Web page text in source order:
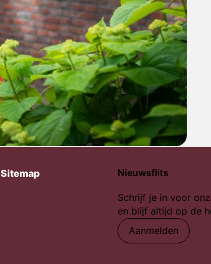
Sitemap Nieuwsflits
Schrijf je in voor
en blijf altijd op de
Aanmelden